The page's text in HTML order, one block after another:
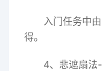
入门任务中
得。
4、悲遮扇法